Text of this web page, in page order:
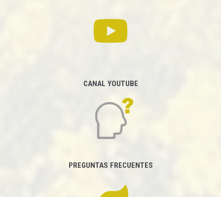
CANAL YOUTUBE
PREGUNTAS FRECUENTES